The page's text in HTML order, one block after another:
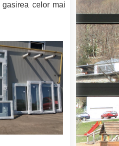
celor mai